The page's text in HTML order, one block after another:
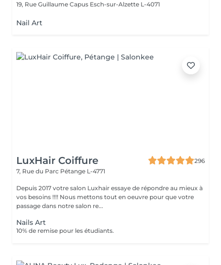
19, Rue Guillaume Capus Esch-sur-Alzette L-4071
Nail Art
LuxHair Coiffure
296
7, Rue du Parc Pétange L-4771
Depuis 2017 votre salon Luxhair essaye de répondre au mieux à
vos besoins !!!! Nous mettons tout en oeuvre pour que votre
passage dans notre salon re...
Nails Art
10% de remise pour les étudiants.